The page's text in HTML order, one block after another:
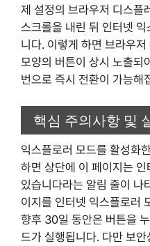
제 설정의 브라우저 디스플
스크롤을 내린 뒤 인터넷
니다. 이렇게 하면 브라우
모양의 버튼이 상시 노출되
번으로 즉시 전환이 가능해
핵심 주의사항 및
익스플로러 모드를 활성화
하면 상단에 이 페이지는
있습니다라는 알림 줄이 나
이지를 인터넷 익스플로러
향후 30일 동안은 버튼을
드가 실행됩니다. 다만 보